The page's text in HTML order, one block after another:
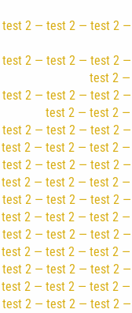
2 — test 2 — test 2
2 — test 2 — test 2
test 2
2 — test 2 — test 2
test 2 — test 2
2 — test 2 — test 2
test 2 — test 2 — test 2
2 — test 2 — test 2
2 — test 2 — test 2
2 — test 2 — test 2
2 — test 2 — test 2
2 — test 2 — test 2
2 — test 2 — test 2
2 — test 2 — test 2
2 — test 2 — test 2
2 — test 2 — test 2